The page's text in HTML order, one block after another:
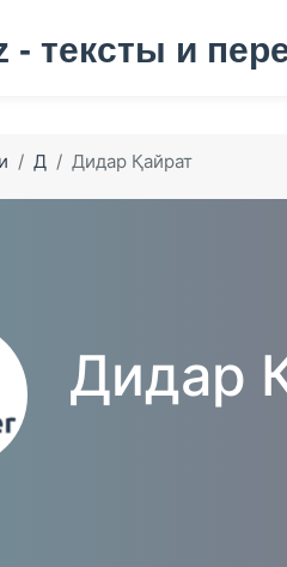
Д Дидар Қайрат
Дидар